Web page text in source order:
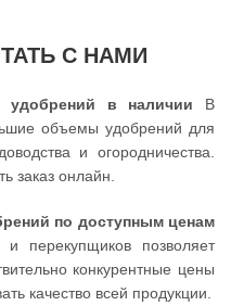
С НАМИ
удобрений в наличии В
объемы удобрений для
и огородничества.
заказ онлайн.
по доступным ценам
и перекупщиков позволяет
конкурентные цены
качество всей продукции.